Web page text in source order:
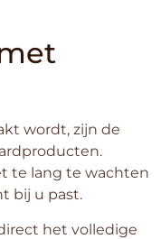
wordt, zijn de
te lang te wachten
bij u past.
het volledige